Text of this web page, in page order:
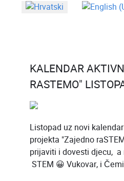
Odaberite svoj jezik
KALENDAR
RASTEMO"
Listopad uz novi
projekta "Zajedno
prijaviti i dovesti djecu,
STEM 😀 Vukovar, i